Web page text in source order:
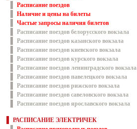
Расписание поездов
Наличие и цены на билеты
Частые запросы наличия билетов
Расписание поездов белорусского вокзала
Расписание поездов казанского вокзала
Расписание поездов киевского вокзала
Расписание поездов курского вокзала
Расписание поездов ленинградского вокзала
Расписание поездов павелецкого вокзала
Расписание поездов рижского вокзала
Расписание поездов савеловского вокзала
Расписание поездов ярославского вокзала
РАСПИСАНИЕ ЭЛЕКТРИЧЕК